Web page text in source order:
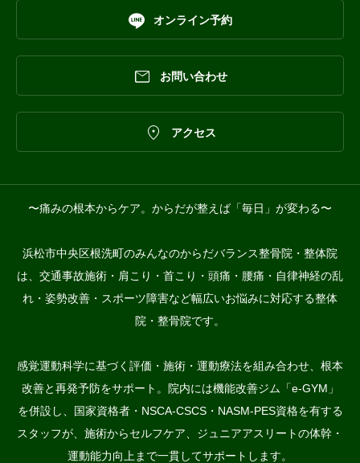
 オンライン予約
 お問い合わせ
 アクセス
〜痛みの根本からケア。からだが整えば「毎日」が変わる〜
浜松市中央区根洗町のみんなのからだバランス整骨院・整体院
は、交通事故施術・肩こり・首こり・頭痛・腰痛・自律神経の乱
れ・姿勢改善・スポーツ障害など幅広いお悩みに対応する整体
院・整骨院です。
感覚運動科学に基づく評価・施術・運動療法を組み合わせ、根本
改善と再発予防をサポート。院内には機能改善ジム「e-GYM」
を併設し、国家資格者・NSCA-CSCS・NASM-PES資格を有する
スタッフが、施術からセルフケア、ジュニアアスリートの体幹・
運動能力向上まで一貫してサポートします。